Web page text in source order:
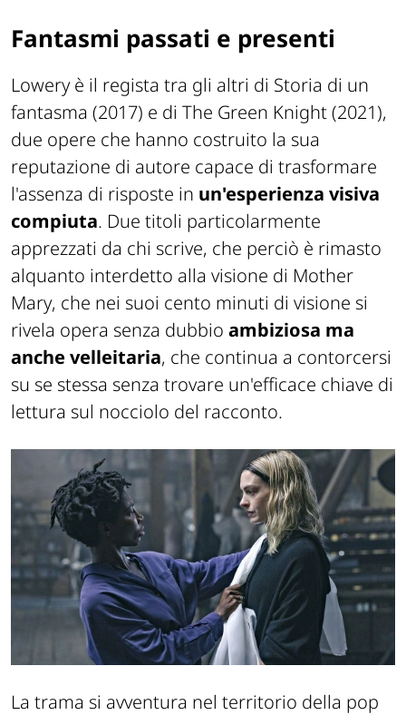
Fantasmi passati e presenti
Lowery è il regista tra gli altri di Storia di un
fantasma (2017) e di The Green Knight(2021),
due opere che hanno costruito la sua
reputazione di autore capace di trasformare
l'assenza di risposte in un'esperienza visiva
compiuta. Due titoli particolarmente
apprezzati da chi scrive, che perciò è rimasto
alquanto interdetto alla visione di Mother
Mary, che nei suoi cento minuti di visione si
rivela opera senza dubbio ambiziosa ma
anche velleitaria, che continua a contorcersi
su se stessa senza trovare un'efficace chiave di
lettura sul nocciolo del racconto.
La trama si avventura nel territorio della pop